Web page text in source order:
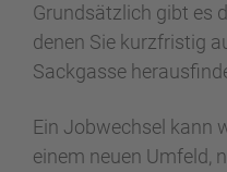
Grundsätzlich gibt es
denen Sie kurzfristig
Sackgasse
Ein Jobwechsel kann
einem neuen Umfeld,